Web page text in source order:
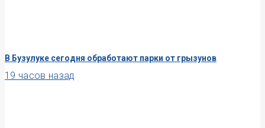
В Бузулуке сегодня обработают парки от грызунов
19 часов назад